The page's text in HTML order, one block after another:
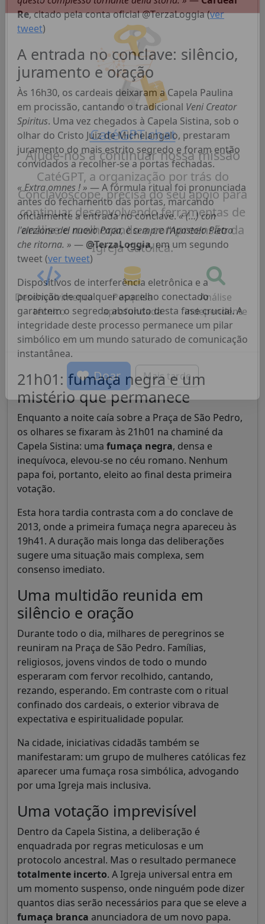
Re, citado pela conta oficial @TerzaLoggia (ver
tweet)
A entrada no conclave: silêncio,
juramento e oração
Às 16h30, os cardeais deixaram a Capela Paulina
em procissão, cantando o tradicional Veni Creator
Spiritus. Uma vez chegados à Capela Sistina, sob o
olhar do Cristo Juiz de Michelangelo, prestaram
juramento do mais estrito segredo e foram então
convidados a recolher-se a portas fechadas.
« Extra omnes ! » — A fórmula ritual foi pronunciada
antes do fechamento das portas, marcando
oficialmente a entrada no conclave.« (…) con
l'elezione del nuovo Papa, è sempre l'Apostolo Pietro
che ritorna. » — @TerzaLoggia, em um segundo
tweet (ver tweet)
Dispositivos de interferência eletrônica e a
proibição de qualquer aparelho conectado
garantem o segredo absoluto desta fase crucial. A
integridade deste processo permanece um pilar
simbólico em um mundo saturado de comunicação
instantânea.
21h01: fumaça negra e um
mistério que permanece
Enquanto a noite caía sobre a Praça de São Pedro,
os olhares se fixaram às 21h01 na chaminé da
Capela Sistina: uma fumaça negra, densa e
inequívoca, elevou-se no céu romano. Nenhum
papa foi, portanto, eleito ao final desta primeira
votação.
Esta hora tardia contrasta com a do conclave de
2013, onde a primeira fumaça negra apareceu às
19h41. A duração mais longa das deliberações
sugere uma situação mais complexa, sem
consenso imediato.
Uma multidão reunida em
silêncio e oração
Durante todo o dia, milhares de peregrinos se
reuniram na Praça de São Pedro. Famílias,
religiosos, jovens vindos de todo o mundo
esperaram com fervor recolhido, cantando,
rezando, esperando. Em contraste com o ritual
confinado dos cardeais, o exterior vibrava de
expectativa e espiritualidade popular.
Na cidade, iniciativas cidadãs também se
manifestaram: um grupo de mulheres católicas fez
aparecer uma fumaça rosa simbólica, advogando
por uma Igreja mais inclusiva.
Uma votação imprevisível
Dentro da Capela Sistina, a deliberação é
enquadrada por regras meticulosas e um
protocolo ancestral. Mas o resultado permanece
totalmente incerto. A Igreja universal entra em
um momento suspenso, onde ninguém pode dizer
quantos dias serão necessários para que se eleve a
fumaça branca anunciadora de um novo papa.
Apoie a CatéGPT
CatéGPT.chat
Ajude-nos a continuar nossa missão
CatéGPT, a organização por trás do
Conclavoscope, precisa do seu apoio para
continuar desenvolvendo ferramentas de
análise e melhorando a compreensão da
Igreja Católica.
Desenvolvimento
técnico
Pesquisa
aprofundada
Análise
independente
Doar Mais tarde